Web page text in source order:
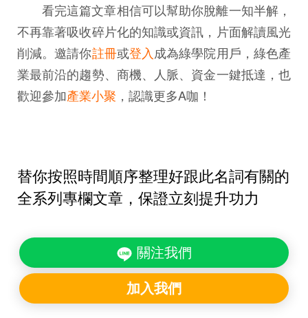
看完這篇文章相信可以幫助你脫離一知半解，
不再靠著吸收碎片化的知識或資訊，片面解讀風光
削減。邀請你註冊或登入 成為綠學院用戶，綠色產
業最前沿的趨勢、商機、人脈、資金一鍵抵達，也
歡迎參加產業小聚 ，認識更多A咖！
替你按照時間順序整理好跟此名詞有關的
全系列專欄文章，保證立刻提升功力
關注我們
加入我們